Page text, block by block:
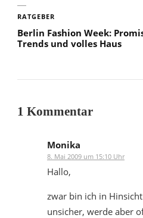
RATGEBER
Berlin Fashion Week:
Trends und volles Haus
1 Kommentar
Monika
8. Mai 2009 um 15:10 Uhr
Hallo,
zwar bin ich in
unsicher, werde aber